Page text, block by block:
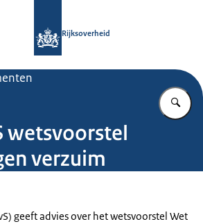
Rijksoverheid
wetsvoorstel
verzuim
geeft advies over het wetsvoorstel Wet